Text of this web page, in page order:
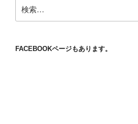
索:
FACEBOOKページもあります。